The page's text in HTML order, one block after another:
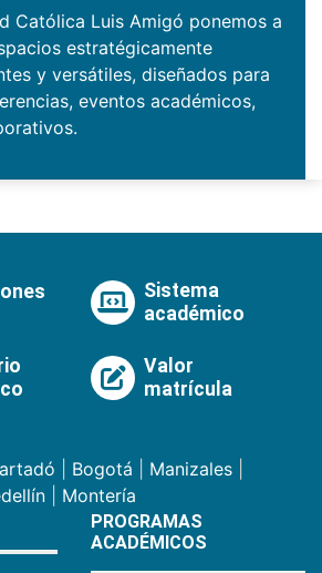
Católica Luis Amigó ponemos a
estratégicamente
y versátiles, diseñados para
eventos académicos,
Sistema
académico
Valor
matrícula
Bogotá Manizales
Montería
PROGRAMAS
ACADÉMICOS